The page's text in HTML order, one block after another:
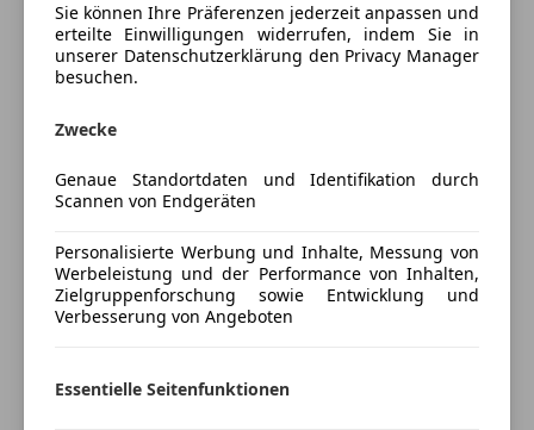
Elektrische Seitenspiegel
Head-up display
Klimaanlage
Lichtsensor
Multifunktionslenkrad
Navigationssystem
Standheizung
Start/Stop-Automatik
Tempomat
Apple CarPlay
Innenausstattung Alcantara
Fahrzeugbeschreibung
BMW 330e M Sport + Individual – Top Zustand |
Frisches Pickerl & Service | 8-fach bereift
in der begehrten M Sport + Individual Ausstattung.
Das Fahrzeug überzeugt durch seine Kombination
aus sportlicher Performance, Effizienz und
Highlights:
Sie können Ihre Präferenzen jederzeit anpassen und
erteilte Einwilligungen widerrufen, indem Sie in
unserer Datenschutzerklärung den Privacy Manager
besuchen.
Zwecke
Genaue Standortdaten und Identifikation durch
Scannen von Endgeräten
Personalisierte Werbung und Inhalte, Messung von
Werbeleistung und der Performance von Inhalten,
Zielgruppenforschung sowie Entwicklung und
Verbesserung von Angeboten
Essentielle Seitenfunktionen